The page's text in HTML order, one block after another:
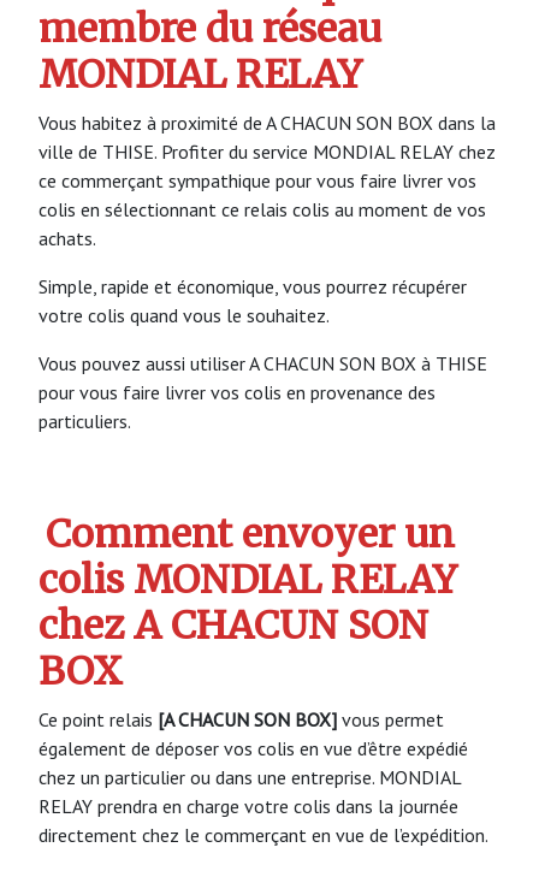
membre du réseau
MONDIAL RELAY
Vous habitez à proximité de A CHACUN SON BOX dans la
ville de THISE. Profiter du service MONDIAL RELAY chez
ce commerçant sympathique pour vous faire livrer vos
colis en sélectionnant ce relais colis au moment de vos
achats.
Simple, rapide et économique, vous pourrez récupérer
votre colis quand vous le souhaitez.
Vous pouvez aussi utiliser A CHACUN SON BOX à THISE
pour vous faire livrer vos colis en provenance des
particuliers.
Comment envoyer un
colis MONDIAL RELAY
chez A CHACUN SON
BOX
Ce point relais [A CHACUN SON BOX] vous permet
également de déposer vos colis en vue d’être expédié
chez un particulier ou dans une entreprise. MONDIAL
RELAY prendra en charge votre colis dans la journée
directement chez le commerçant en vue de l’expédition.